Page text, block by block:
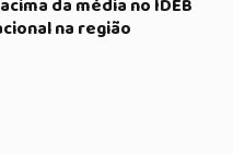
da média no IDEB
na região